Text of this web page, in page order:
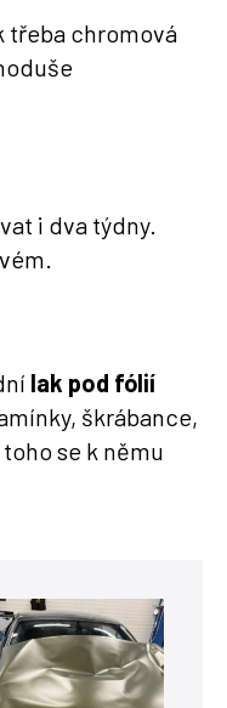
třeba chromová
i dva týdny.
lak pod fólií
škrábance,
se k němu